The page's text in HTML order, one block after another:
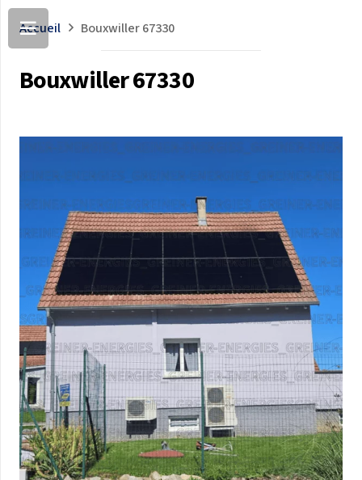
Accueil Bouxwiller 67330
Bouxwiller 67330